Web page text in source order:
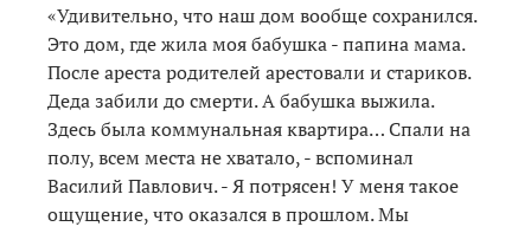
«Удивительно, что наш дом вообще сохранился.
Это дом, где жила моя бабушка - папина мама.
После ареста родителей арестовали и стариков.
Деда забили до смерти. А бабушка выжила.
Здесь была коммунальная квартира… Спали на
полу, всем места не хватало, - вспоминал
Василий Павлович. - Я потрясен! У меня такое
ощущение, что оказался в прошлом. Мы